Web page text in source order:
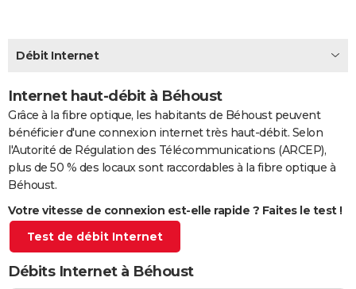
GUIDES D'ACHAT
CARTE DE VOEUX
Carte de Noël
Carte Bonne année
Carte Saint-Valentin
Carte Pâques
Carte d'anniversaire
DICTIONNAIRE
Biographies
Expressions
PROGRAMME TV
COPAINS D'AVANT
S'inscrire
Se connecter
Lycées
Collèges
Primaires
Universités
Entreprises
Service militaire
Avis de recherche
AVIS DE DÉCÈS
FORUM
Débit Internet
Internet haut-débit à Béhoust
Grâce à la fibre optique, les habitants de Béhoust peuvent
bénéficier d'une connexion internet très haut-débit. Selon
l'Autorité de Régulation des Télécommunications (ARCEP),
plus de 50 % des locaux sont raccordables à la fibre optique à
Béhoust.
Votre vitesse de connexion est-elle rapide ? Faites le test !
Test de débit Internet
Débits Internet à Béhoust